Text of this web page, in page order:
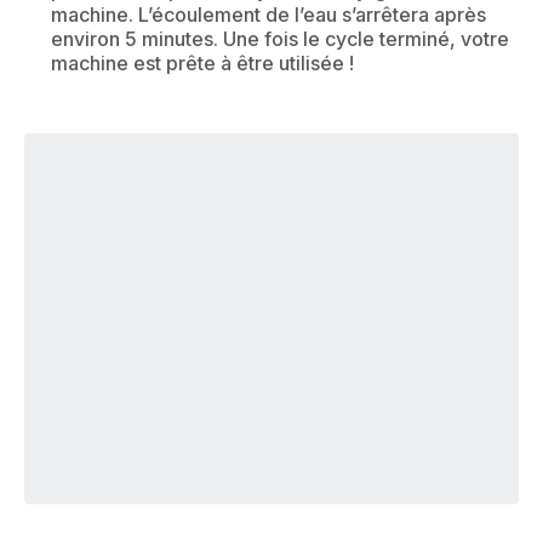
machine. L’écoulement de l’eau s’arrêtera après
environ 5 minutes. Une fois le cycle terminé, votre
machine est prête à être utilisée !